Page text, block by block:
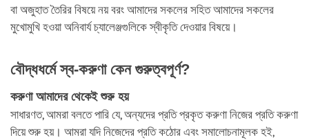
বা অজুহাত তৈরির বিষয়ে নয় বরং আমাদের সকলের সহিত আমাদের সকলের
মুখোমুখি হওয়া অনিবার্য চ্যালেঞ্জগুলিকে স্বীকৃতি দেওয়ার বিষয়ে।
বৌদ্ধধর্মে স্ব-করুণা কেন গুরুত্বপূর্ণ?
করুণা আমাদের থেকেই শুরু হয়
সাধারণত, আমরা বলতে পারি যে, অন্যদের প্রতি প্রকৃত করুণা নিজের প্রতি করুণা
দিয়ে শুরু হয়। আমরা যদি নিজেদের প্রতি কঠোর এবং সমালোচনামূলক হই,